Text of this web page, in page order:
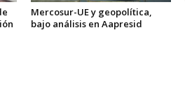
Mercosur-UE y geopolítica,
bajo análisis en Aapresid